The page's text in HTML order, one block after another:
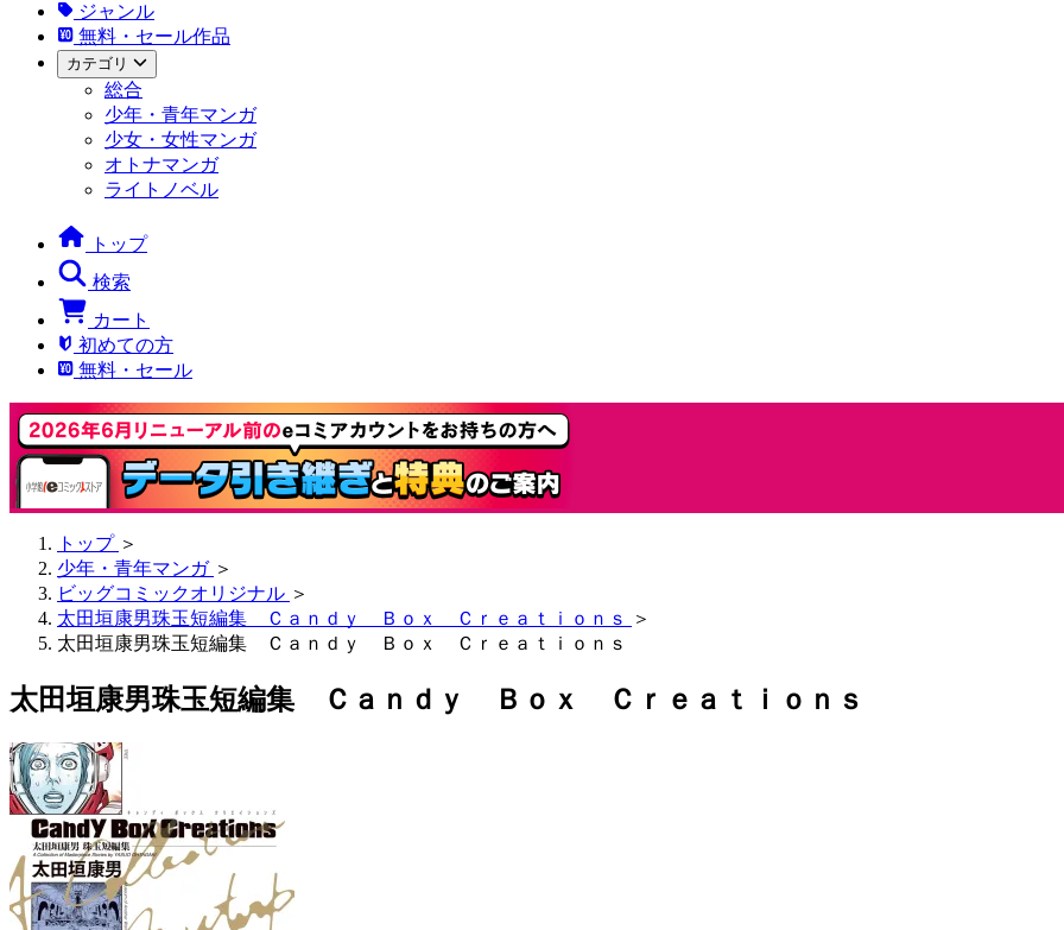
ジャンル
無料・セール作品
カテゴリ
総合
少年・青年マンガ
少女・女性マンガ
オトナマンガ
ライトノベル
トップ
検索
カート
初めての方
無料・セール
トップ ＞
少年・青年マンガ ＞
ビッグコミックオリジナル ＞
太田垣康男珠玉短編集 Ｃａｎｄｙ Ｂｏｘ Ｃｒｅａｔｉｏｎｓ
＞
太田垣康男珠玉短編集 Ｃａｎｄｙ Ｂｏｘ Ｃｒｅａｔｉｏｎｓ
太田垣康男珠玉短編集 Ｃａｎｄｙ Ｂｏｘ Ｃｒｅａｔｉｏｎｓ